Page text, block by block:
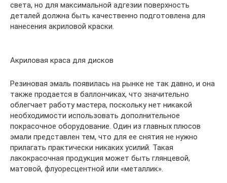
света, но для максимальной адгезии поверхность
деталей должна быть качественно подготовлена для
нанесения акриловой краски.
Акриловая краса для дисков
Резиновая эмаль появилась на рынке не так давно, и она
также продается в баллончиках, что значительно
облегчает работу мастера, поскольку нет никакой
необходимости использовать дополнительное
покрасочное оборудование. Один из главных плюсов
эмали представлен тем, что для ее снятия не нужно
прилагать практически никаких усилий. Такая
лакокрасочная продукция может быть глянцевой,
матовой, флуоресцентной или «металлик».